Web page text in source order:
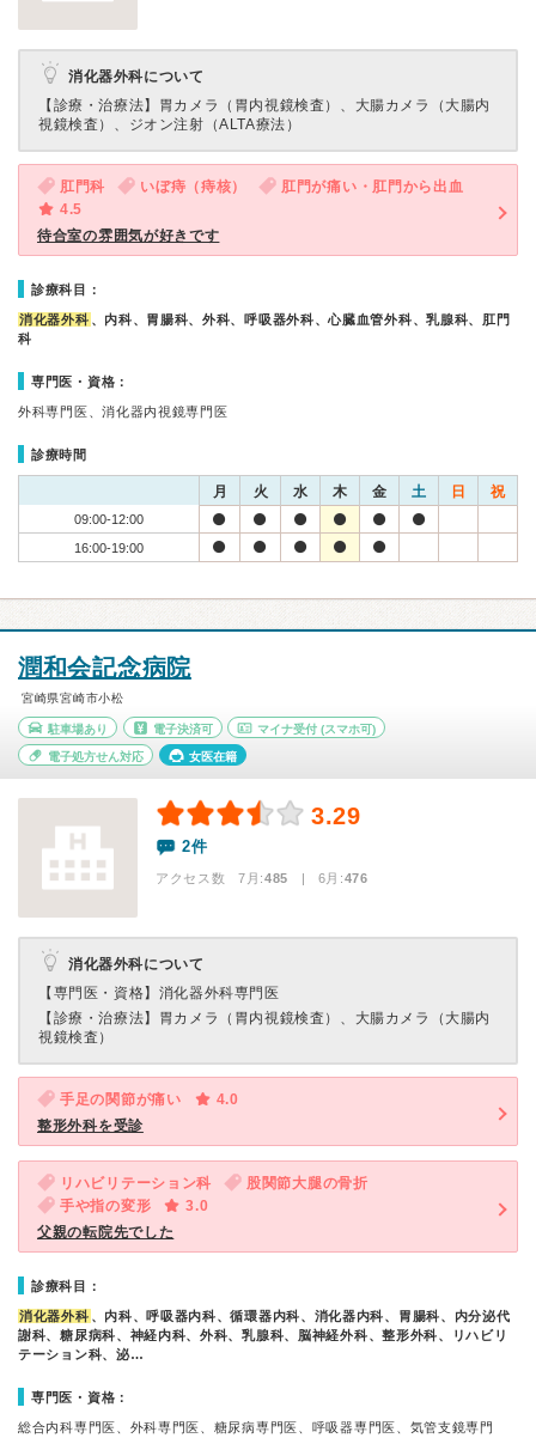
消化器外科について
【診療・治療法】 胃カメラ（胃内視鏡検査）、大腸カメラ（大腸内
視鏡検査）、ジオン注射（ALTA療法）
肛門科 いぼ痔（痔核）
肛門が痛い・肛門から出血
4.5
待合室の雰囲気が好きです
診療科目：
消化器外科 、内科、胃腸科、外科、呼吸器外科、心臓血管外科、乳腺科、肛門
科
専門医・資格：
外科専門医、消化器内視鏡専門医
診療時間
月 火 水 木 金 土 日 祝
09:00-12:00
16:00-19:00
潤和会記念病院
宮崎県宮崎市小松
駐車場あり 電子決済可 マイナ受付 (スマホ可)
電子処方せん対応 女医在籍
3.29
2件
アクセス数 7月:485 | 6月:476
消化器外科について
【専門医・資格】 消化器外科専門医
【診療・治療法】 胃カメラ（胃内視鏡検査）、大腸カメラ（大腸内
視鏡検査）
手足の関節が痛い
4.0
整形外科を受診
リハビリテーション科
股関節大腿の骨折
手や指の変形
3.0
父親の転院先でした
診療科目：
消化器外科 、内科、呼吸器内科、循環器内科、消化器内科、胃腸科、内分泌代
謝科、糖尿病科、神経内科、外科、乳腺科、脳神経外科、整形外科、リハビリ
テーション科、泌…
専門医・資格：
総合内科専門医、外科専門医、糖尿病専門医、呼吸器専門医、気管支鏡専門